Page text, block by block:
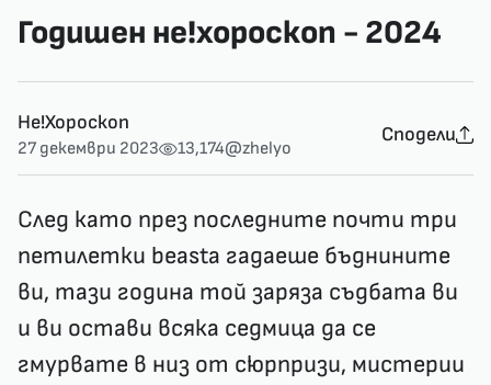
Годишен не!хороскоп - 2024
Не!Хороскоп
27 декември 2023 13,174@zhelyo
Сподели
След като през последните почти три
петилетки beasta гадаеше бъднините
ви, тази година той заряза съдбата ви
и ви остави всяка седмица да се
гмурвате в низ от сюрпризи, мистерии